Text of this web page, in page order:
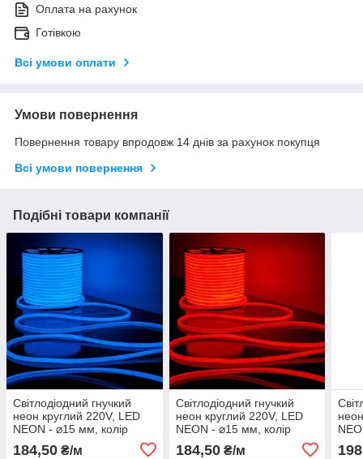
Оплата на рахунок
Готівкою
Всі умови оплати
Умови повернення
Повернення товару впродовж 14 днів за рахунок покупця
Всі умови повернення
Подібні товари компанії
Світлодіодний гнучкий
неон круглий 220V, LED
NEON - ⌀15 мм, колір
184,50 ₴/м
Світлодіодний гнучкий
неон круглий 220V, LED
NEON - ⌀15 мм, колір
184,50₴/м 198